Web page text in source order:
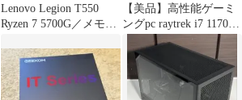
Lenovo Legion T550
Ryzen 7 5700G／メモリ
【美品】高性能ゲーミ
ングpc raytrek i7 11700K
RTX3060